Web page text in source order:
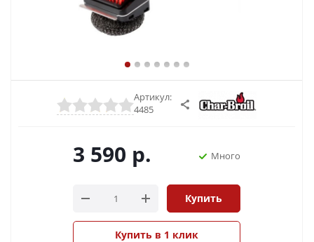
Артикул:
4485
3 590 р. Много
Купить
Купить в 1 клик